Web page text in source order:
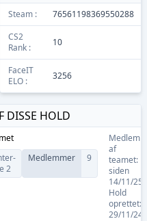
14/11/2025
Steam :
76561198369550288
CS2
Rank :
10
FaceIT
ELO :
3256
DISSE HOLD
2
Medlemmer 9
Medlem
af
teamet:
siden
14/11/25
Hold
oprettet:
29/11/24